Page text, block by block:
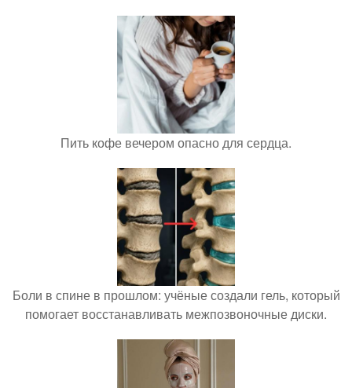
Пить кофе вечером опасно для сердца.
Боли в спине в прошлом: учёные создали гель, который
помогает восстанавливать межпозвоночные диски.